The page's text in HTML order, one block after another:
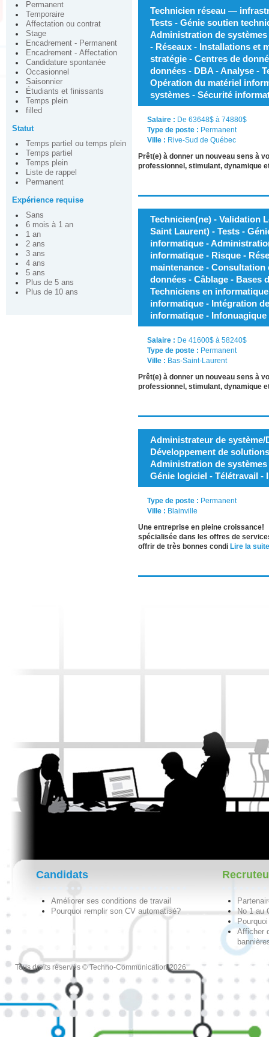
Permanent
Temporaire
Affectation ou contrat
Stage
Encadrement - Permanent
Encadrement - Affectation
Candidature spontanée
Occasionnel
Saisonnier
Étudiants et finissants
Temps plein
filled
Statut
Temps partiel ou temps plein
Temps partiel
Temps plein
Liste de rappel
Permanent
Expérience requise
Sans
6 mois à 1 an
1 an
2 ans
3 ans
4 ans
5 ans
Plus de 5 ans
Plus de 10 ans
Technicien réseau —
Tests - Génie soutien
Administration de
- Réseaux - Installations et
stratégie - Centres de
données - DBA - Analyse -
Opération du matériel
systèmes - Sécurité
Salaire : De 63648$ à 74880$
Type de poste : Permanent
Ville : Rive-Sud de Québec
Prêt(e) à donner un nouveau sens à
professionnel, stimulant, dynamique
Technicien(ne) - Validation
Saint Laurent) - Tests -
informatique -
informatique - Risque -
maintenance - Consultation
données - Câblage - Bases
Techniciens en
informatique - Intégration
informatique - Infonuagique
Salaire : De 41600$ à 58240$
Type de poste : Permanent
Ville : Bas-Saint-Laurent
Prêt(e) à donner un nouveau sens à
professionnel, stimulant, dynamique
Administrateur de système/
Développement de
Administration de
Génie logiciel - Télétravail -
Type de poste : Permanent
Ville : Blainville
Une entreprise en pleine croissance!
spécialisée dans les offres de
offrir de très bonnes condi Lire la
Candidats
Améliorer ses conditions de travail
Pourquoi remplir son CV automatisé?
No 1 au
Afficher
Tous droits réservés © Techno-Communication 2026